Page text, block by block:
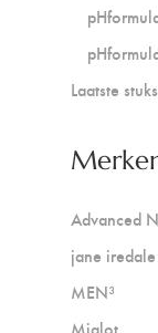
Laatste
Advanced
jane iredale
MEN³
Miglot